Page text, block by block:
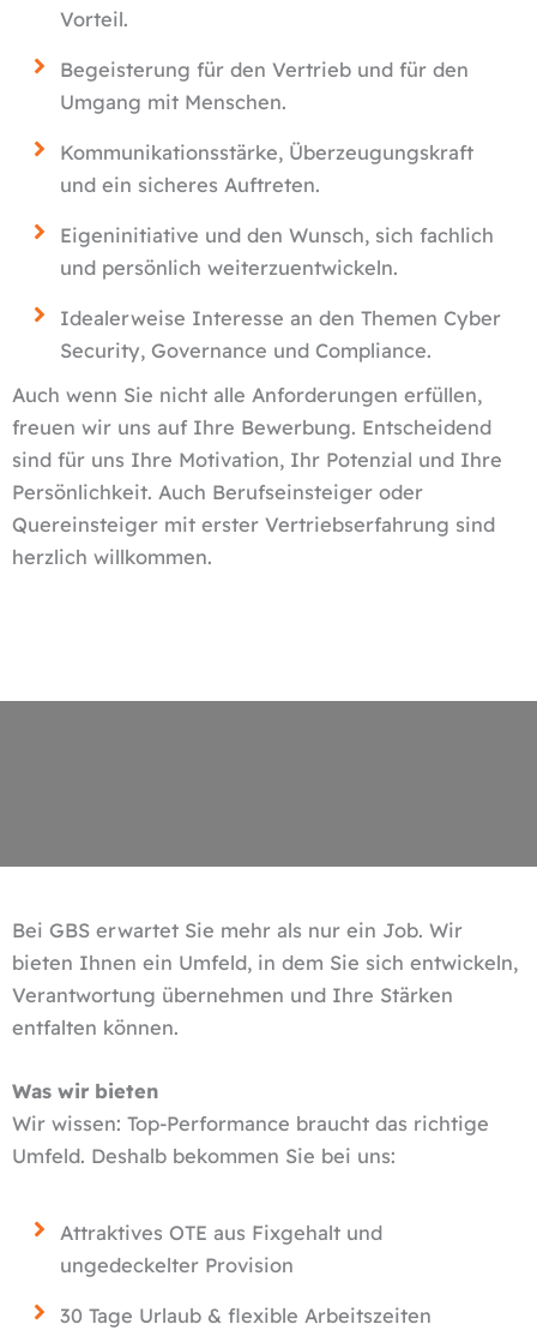
Vorteil.
Begeisterung für den Vertrieb und für den
Umgang mit Menschen.
Kommunikationsstärke, Überzeugungskraft
und ein sicheres Auftreten.
Eigeninitiative und den Wunsch, sich fachlich
und persönlich weiterzuentwickeln.
Idealerweise Interesse an den Themen Cyber
Security, Governance und Compliance.
Auch wenn Sie nicht alle Anforderungen erfüllen,
freuen wir uns auf Ihre Bewerbung. Entscheidend
sind für uns Ihre Motivation, Ihr Potenzial und Ihre
Persönlichkeit. Auch Berufseinsteiger oder
Quereinsteiger mit erster Vertriebserfahrung sind
herzlich willkommen.
Bei GBS erwartet Sie mehr als nur ein Job. Wir
bieten Ihnen ein Umfeld, in dem Sie sich entwickeln,
Verantwortung übernehmen und Ihre Stärken
entfalten können.
Was wir bieten
Wir wissen: Top-Performance braucht das richtige
Umfeld. Deshalb bekommen Sie bei uns:
Attraktives OTE aus Fixgehalt und
ungedeckelter Provision
30 Tage Urlaub & flexible Arbeitszeiten